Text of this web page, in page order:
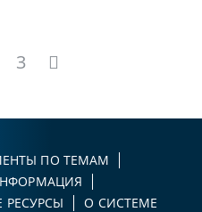
3
ПО ТЕМАМ
О СИСТЕМЕ